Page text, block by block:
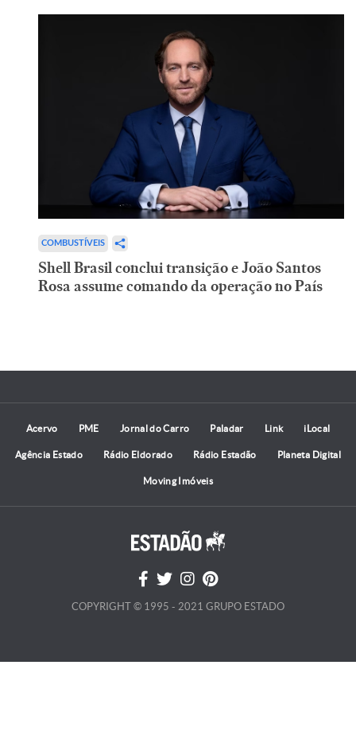
COMBUSTÍVEIS
Shell Brasil conclui transição e João Santos
Rosa assume comando da operação no País
Acervo PME Jornal do Carro Paladar Link iLocal
Agência Estado Rádio Eldorado Rádio Estadão Planeta Digital
Moving Imóveis
COPYRIGHT © 1995 - 2021 GRUPO ESTADO